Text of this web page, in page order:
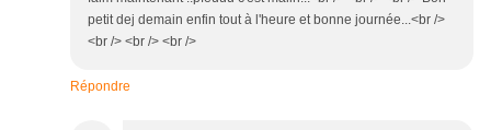
petit dej demain enfin tout à l'heure et bonne journée...<br />
<br /> <br /> <br />
Répondre